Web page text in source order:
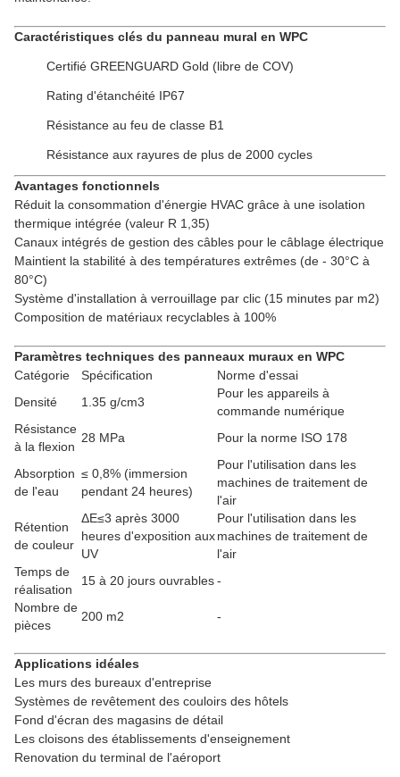
Caractéristiques clés du panneau mural en WPC
Certifié GREENGUARD Gold (libre de COV)
Rating d'étanchéité IP67
Résistance au feu de classe B1
Résistance aux rayures de plus de 2000 cycles
Avantages fonctionnels
Réduit la consommation d'énergie HVAC grâce à une isolation
thermique intégrée (valeur R 1,35)
Canaux intégrés de gestion des câbles pour le câblage électrique
Maintient la stabilité à des températures extrêmes (de - 30°C à
80°C)
Système d'installation à verrouillage par clic (15 minutes par m2)
Composition de matériaux recyclables à 100%
Paramètres techniques des panneaux muraux en WPC
Catégorie
Spécification
Norme d'essai
Densité
1.35 g/cm3
Pour les appareils à
commande numérique
Résistance
à la flexion
28 MPa Pour la norme ISO 178
Absorption
de l'eau
≤ 0,8% (immersion
pendant 24 heures)
Pour l'utilisation dans les
machines de traitement de
l'air
Rétention
de couleur
ΔE≤3 après 3000
heures d'exposition aux
UV
Pour l'utilisation dans les
machines de traitement de
l'air
Temps de
réalisation
15 à 20 jours ouvrables-
Nombre de
pièces
200 m2 -
Applications idéales
Les murs des bureaux d'entreprise
Systèmes de revêtement des couloirs des hôtels
Fond d'écran des magasins de détail
Les cloisons des établissements d'enseignement
Renovation du terminal de l'aéroport